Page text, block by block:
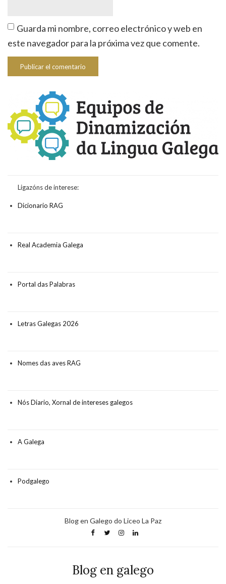
Guarda mi nombre, correo electrónico y web en
este navegador para la próxima vez que comente.
Ligazóns de interese:
Dicionario RAG
Real Academia Galega
Portal das Palabras
Letras Galegas 2026
Nomes das aves RAG
Nós Diario, Xornal de intereses galegos
A Galega
Podgalego
Blog en Galego do Liceo La Paz
Blog en galego